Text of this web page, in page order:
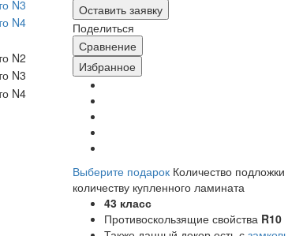
Оставить заявку
Поделиться
Сравнение
Избранное
Выберите подарок Количество
количеству купленного ламината
43 класс
Противоскользящие свойства R10